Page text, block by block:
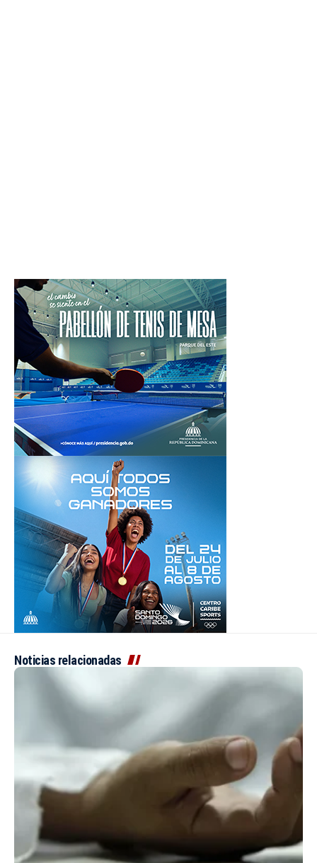
Noticias relacionadas